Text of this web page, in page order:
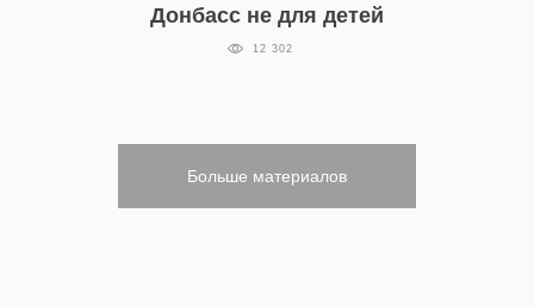
Донбасс не для детей
12 302
Больше материалов